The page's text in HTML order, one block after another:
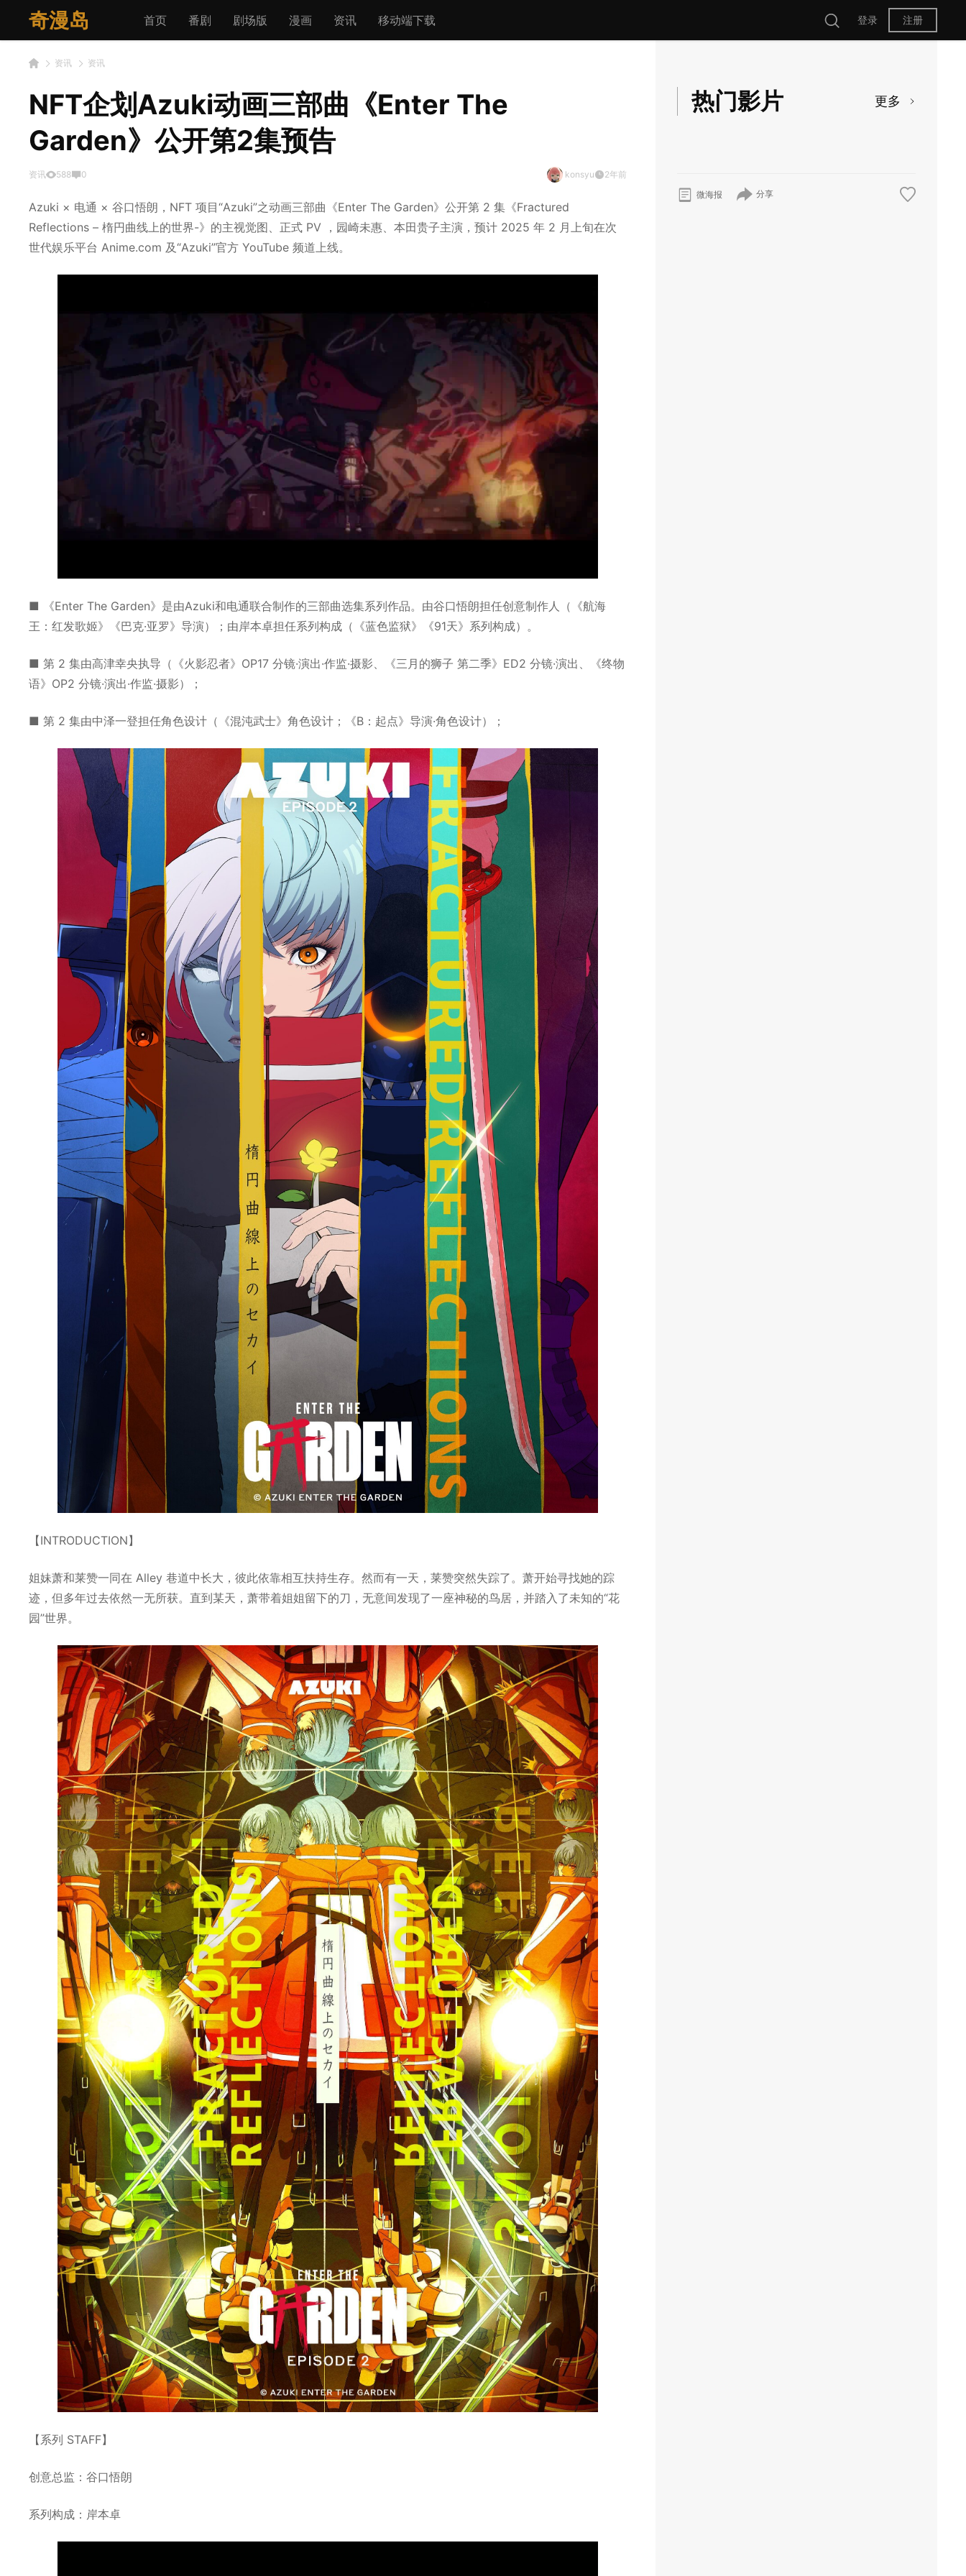
奇漫岛 首页 番剧 剧场版 漫画 资讯 移动端下载 登录 注册
资讯 资讯
NFT企划Azuki动画三部曲《Enter The
Garden》公开第2集预告
资讯 588 0 konsyu 2年前
Azuki × 电通 × 谷口悟朗，NFT 项目“Azuki”之动画三部曲《Enter The Garden》公开第 2 集《Fractured
Reflections – 楕円曲线上的世界-》的主视觉图、正式 PV ，园崎未惠、本田贵子主演，预计 2025 年 2 月上旬在次
世代娱乐平台 Anime.com 及“Azuki”官方 YouTube 频道上线。
■ 《Enter The Garden》是由Azuki和电通联合制作的三部曲选集系列作品。由谷口悟朗担任创意制作人（《航海
王：红发歌姬》《巴克·亚罗》导演）；由岸本卓担任系列构成（《蓝色监狱》《91天》系列构成）。
■ 第 2 集由高津幸央执导（《火影忍者》OP17 分镜·演出·作监·摄影、《三月的狮子 第二季》ED2 分镜·演出、《终物
语》OP2 分镜·演出·作监·摄影）；
■ 第 2 集由中泽一登担任角色设计（《混沌武士》角色设计；《B：起点》导演·角色设计）；
【INTRODUCTION】
姐妹萧和莱赞一同在 Alley 巷道中长大，彼此依靠相互扶持生存。然而有一天，莱赞突然失踪了。萧开始寻找她的踪
迹，但多年过去依然一无所获。直到某天，萧带着姐姐留下的刀，无意间发现了一座神秘的鸟居，并踏入了未知的“花
园”世界。
【系列 STAFF】
创意总监：谷口悟朗
系列构成：岸本卓
热门影片 更多
微海报 分享